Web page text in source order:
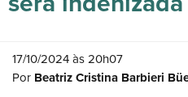
17/10/2024 às 20h07
Por Beatriz Cristina Barbieri